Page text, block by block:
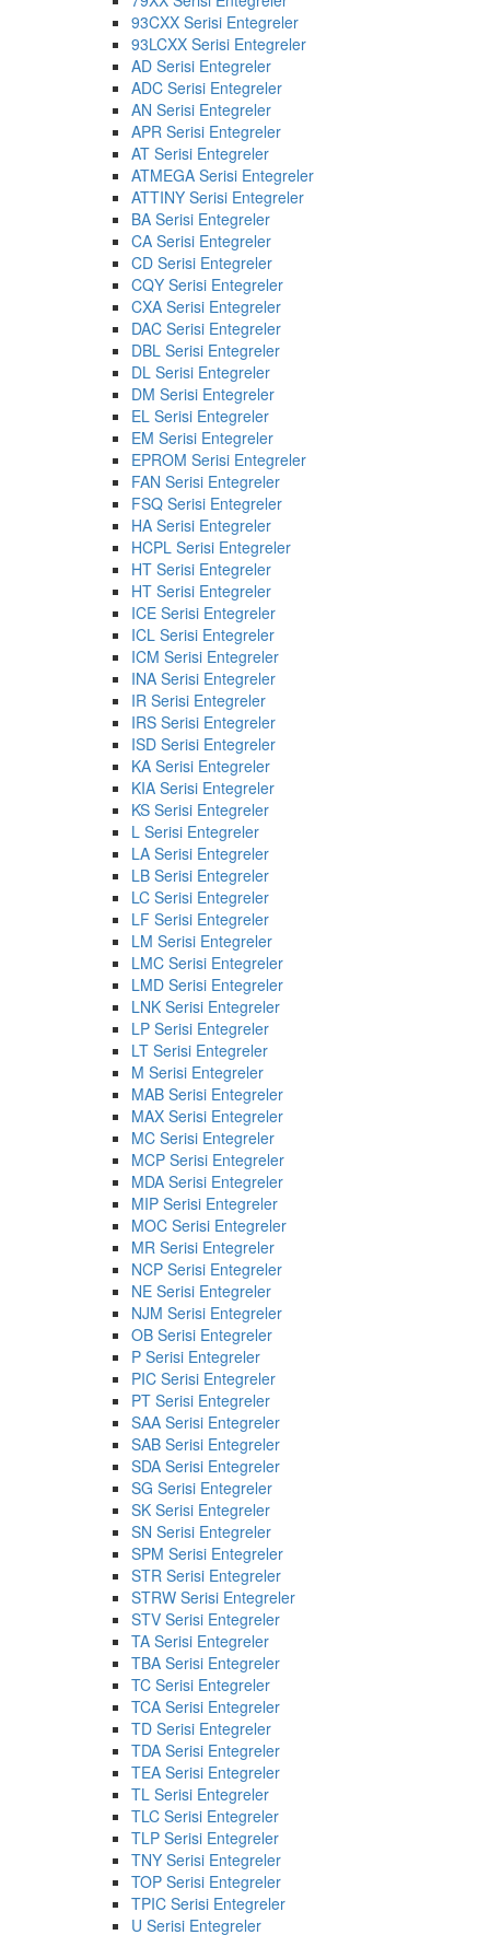
93CXX Serisi Entegreler
93LCXX Serisi Entegreler
AD Serisi Entegreler
ADC Serisi Entegreler
AN Serisi Entegreler
APR Serisi Entegreler
AT Serisi Entegreler
ATMEGA Serisi Entegreler
ATTINY Serisi Entegreler
BA Serisi Entegreler
CA Serisi Entegreler
CD Serisi Entegreler
CQY Serisi Entegreler
CXA Serisi Entegreler
DAC Serisi Entegreler
DBL Serisi Entegreler
DL Serisi Entegreler
DM Serisi Entegreler
EL Serisi Entegreler
EM Serisi Entegreler
EPROM Serisi Entegreler
FAN Serisi Entegreler
FSQ Serisi Entegreler
HA Serisi Entegreler
HCPL Serisi Entegreler
HT Serisi Entegreler
HT Serisi Entegreler
ICE Serisi Entegreler
ICL Serisi Entegreler
ICM Serisi Entegreler
INA Serisi Entegreler
IR Serisi Entegreler
IRS Serisi Entegreler
ISD Serisi Entegreler
KA Serisi Entegreler
KIA Serisi Entegreler
KS Serisi Entegreler
L Serisi Entegreler
LA Serisi Entegreler
LB Serisi Entegreler
LC Serisi Entegreler
LF Serisi Entegreler
LM Serisi Entegreler
LMC Serisi Entegreler
LMD Serisi Entegreler
LNK Serisi Entegreler
LP Serisi Entegreler
LT Serisi Entegreler
M Serisi Entegreler
MAB Serisi Entegreler
MAX Serisi Entegreler
MC Serisi Entegreler
MCP Serisi Entegreler
MDA Serisi Entegreler
MIP Serisi Entegreler
MOC Serisi Entegreler
MR Serisi Entegreler
NCP Serisi Entegreler
NE Serisi Entegreler
NJM Serisi Entegreler
OB Serisi Entegreler
P Serisi Entegreler
PIC Serisi Entegreler
PT Serisi Entegreler
SAA Serisi Entegreler
SAB Serisi Entegreler
SDA Serisi Entegreler
SG Serisi Entegreler
SK Serisi Entegreler
SN Serisi Entegreler
SPM Serisi Entegreler
STR Serisi Entegreler
STRW Serisi Entegreler
STV Serisi Entegreler
TA Serisi Entegreler
TBA Serisi Entegreler
TC Serisi Entegreler
TCA Serisi Entegreler
TD Serisi Entegreler
TDA Serisi Entegreler
TEA Serisi Entegreler
TL Serisi Entegreler
TLC Serisi Entegreler
TLP Serisi Entegreler
TNY Serisi Entegreler
TOP Serisi Entegreler
TPIC Serisi Entegreler
U Serisi Entegreler